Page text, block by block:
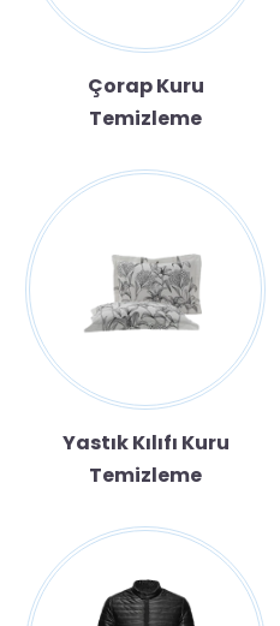
Çorap Kuru
Temizleme
Yastık Kılıfı Kuru
Temizleme